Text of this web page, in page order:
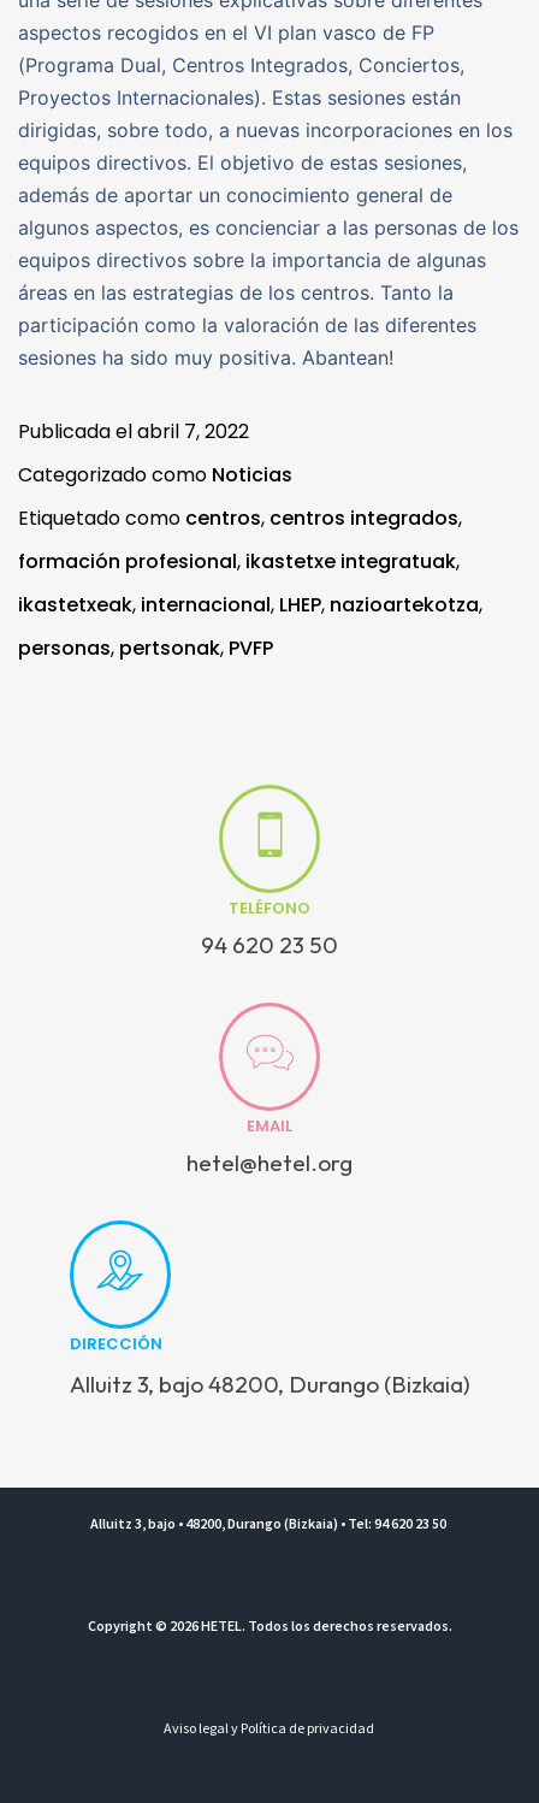
aspectos recogidos en el VI plan vasco de FP
(Programa Dual, Centros Integrados, Conciertos,
Proyectos Internacionales). Estas sesiones están
dirigidas, sobre todo, a nuevas incorporaciones en los
equipos directivos. El objetivo de estas sesiones,
además de aportar un conocimiento general de
algunos aspectos, es concienciar a las personas de los
equipos directivos sobre la importancia de algunas
áreas en las estrategias de los centros. Tanto la
participación como la valoración de las diferentes
sesiones ha sido muy positiva. Abantean!
Publicada elabril 7, 2022
Categorizado como Noticias
Etiquetado como centros, centros integrados,
formación profesional, ikastetxe integratuak,
ikastetxeak, internacional, LHEP, nazioartekotza,
personas, pertsonak, PVFP
TELÉFONO
94 620 23 50
EMAIL
hetel@hetel.org
DIRECCIÓN
Alluitz 3, bajo 48200, Durango (Bizkaia)
Alluitz 3, bajo • 48200, Durango (Bizkaia) • Tel: 94 620 23 50
Copyright © 2026 HETEL. Todos los derechos reservados.
Aviso legal y Política de privacidad